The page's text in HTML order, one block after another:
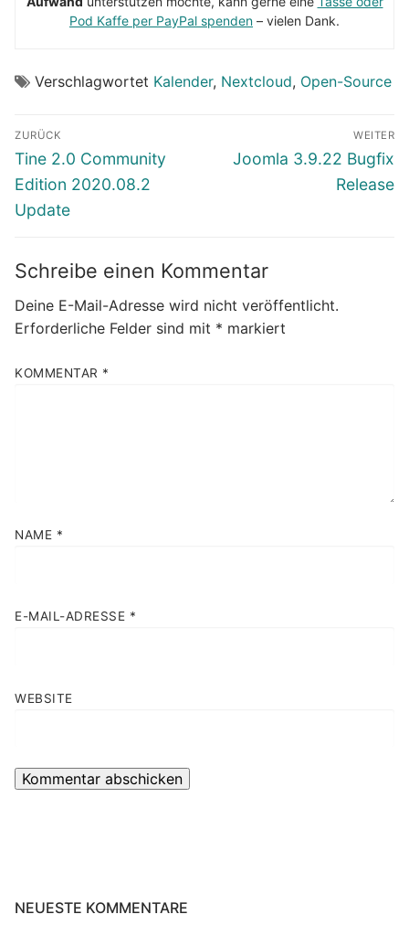
Pod Kaffe per PayPal spenden – vielen Dank.
Verschlagwortet Kalender, Nextcloud, Open-Source
Beitragsnavigation
ZURÜCK
Vorheriger
Beitrag:
Tine 2.0 Community
Edition 2020.08.2
Update
WEITER
Nächster
Joomla 3.9.22 Bugfix
Release
Schreibe einen Kommentar
Deine E-Mail-Adresse wird nicht veröffentlicht.
Erforderliche Felder sind mit * markiert
KOMMENTAR *
NAME *
E-MAIL-ADRESSE *
WEBSITE
NEUESTE KOMMENTARE